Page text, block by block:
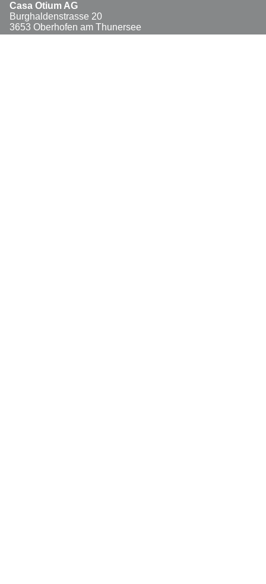
Casa Otium AG
Burghaldenstrasse 20
3653 Oberhofen am Thunersee